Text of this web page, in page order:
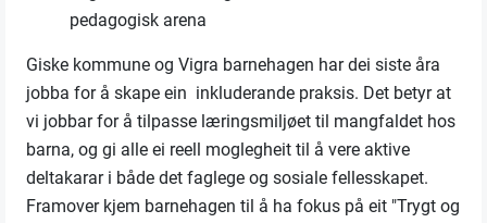
pedagogisk arena
Giske kommune og Vigra barnehagen har dei siste åra
jobba for å skape ein inkluderande praksis. Det betyr at
vi jobbar for å tilpasse læringsmiljøet til mangfaldet hos
barna, og gi alle ei reell moglegheit til å vere aktive
deltakarar i både det faglege og sosiale fellesskapet.
Framover kjem barnehagen til å ha fokus på eit "Trygt og